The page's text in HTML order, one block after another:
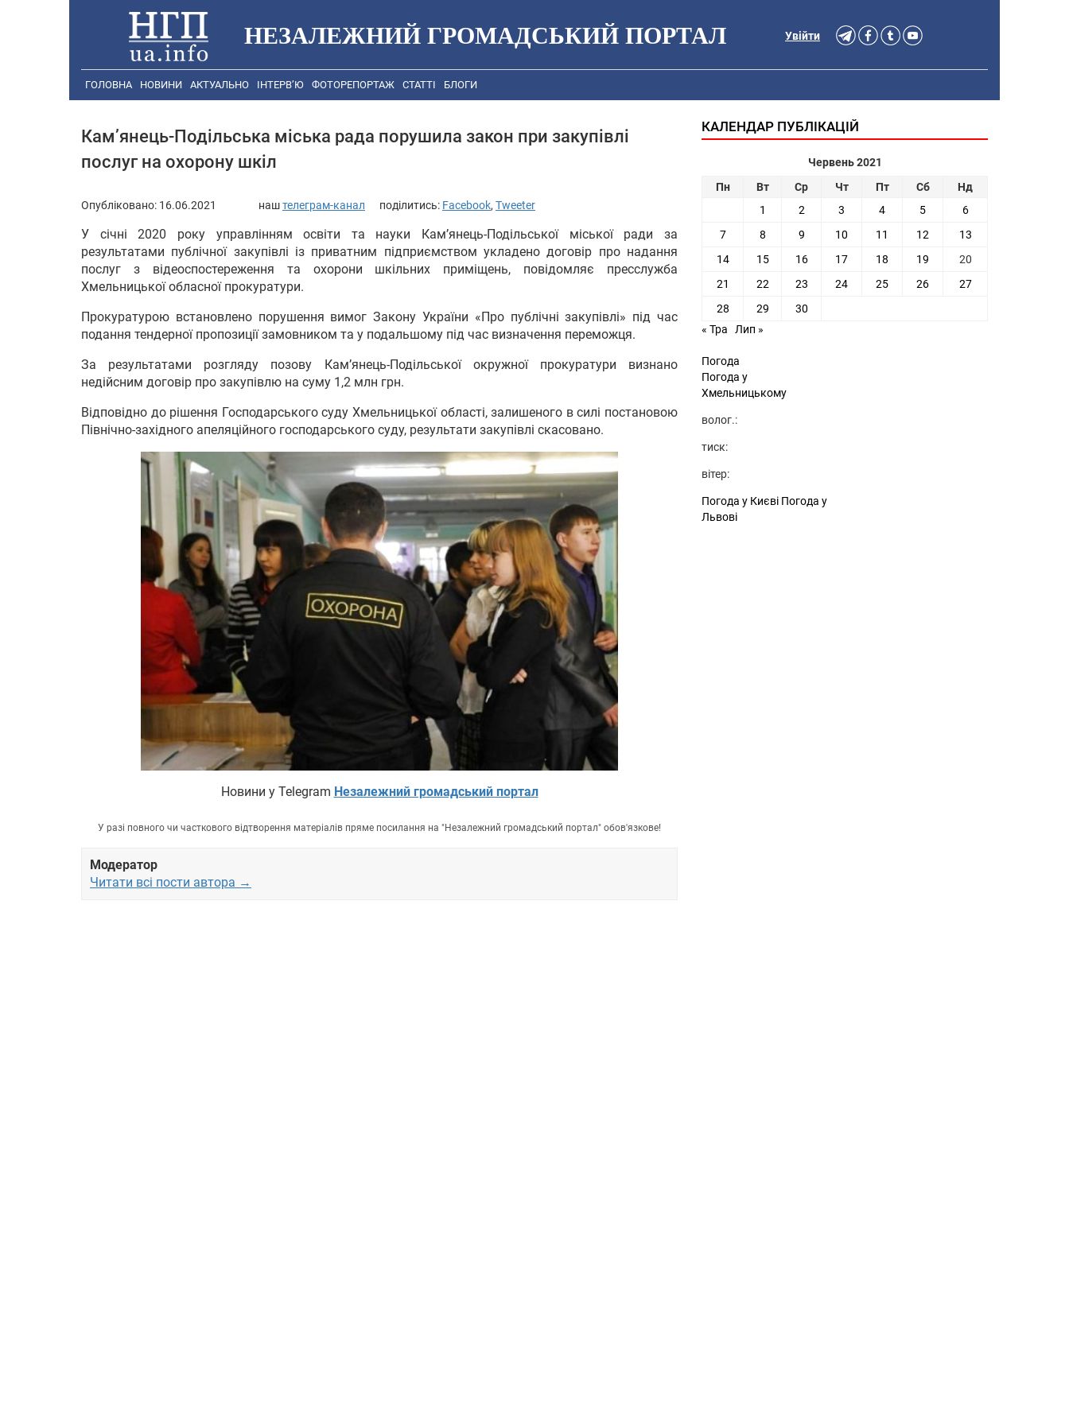
НЕЗАЛЕЖНИЙ ГРОМАДСЬКИЙ ПОРТАЛ Увійти
ГОЛОВНА НОВИНИ АКТУАЛЬНО ІНТЕРВ’Ю ФОТОРЕПОРТАЖ СТАТТІ БЛОГИ
Кам’янець-Подільська міська рада порушила закон при закупівлі
послуг на охорону шкіл
Опубліковано: 16.06.2021 наштелеграм-канал поділитись: Facebook, Tweeter
У січні 2020 року управлінням освіти та науки Кам’янець-Подільської міської ради за
результатами публічної закупівлі із приватним підприємством укладено договір про надання
послуг з відеоспостереження та охорони шкільних приміщень, повідомляє пресслужба
Хмельницької обласної прокуратури.
Прокуратурою встановлено порушення вимог Закону України «Про публічні закупівлі» під час
подання тендерної пропозиції замовником та у подальшому під час визначення переможця.
За результатами розгляду позову Кам’янець-Подільської окружної прокуратури визнано
недійсним договір про закупівлю на суму 1,2 млн грн.
Відповідно до рішення Господарського суду Хмельницької області, залишеного в силі постановою
Північно-західного апеляційного господарського суду, результати закупівлі скасовано.
Новини у Telegram Незалежний громадський портал
У разі повного чи часткового відтворення матеріалів пряме посилання на "Незалежний громадський портал" обов'язкове!
Модератор
Читати всі пости автора →
КАЛЕНДАР ПУБЛІКАЦІЙ
Червень 2021
Пн
Вт Ср Чт Пт Сб
Нд
1
2 3 4 5
6
7
8 9 10 11 12
13
14
15 16 17 18 19
20
21
22 23 24 25 26
27
28
29
30
« Тра
Лип »
Погода
Погода у
Хмельницькому
волог.:
тиск:
вітер:
Погода у Києві Погода у
Львові